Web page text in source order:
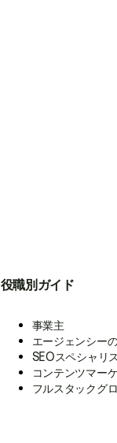
役職別ガイド
事業主
エージェンシー
SEOスペシャリ
コンテンツマー
フルスタックグ